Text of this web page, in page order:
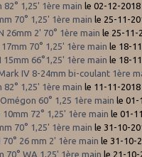
82° 1,25' 1ère main le 02-12-2018
70° 1,25' 1ère main le 25-11-
26mm 2' 70° 1ère main le 25-11-
70° 1,25' 1ère main le 18-
66°1,25' 1ère main le 18-
IV 8-24mm bi-coulant 1ère
82° 1,25' 1ère main le 11-11-2018
60° 1,25 1ère main le 01-
72° 1,25' 1ère main le 01-
70° 1,25' 1ère main le 31-10-
26 mm 2' 1ère main le 31-10-
70° WA 1,25' 1ère main le 21-10-